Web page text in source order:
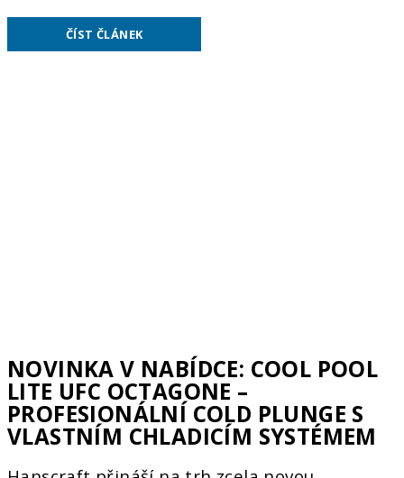
ČÍST ČLÁNEK
NOVINKA V NABÍDCE: COOL POOL
LITE UFC OCTAGONE –
PROFESIONÁLNÍ COLD PLUNGE S
VLASTNÍM CHLADICÍM SYSTÉMEM